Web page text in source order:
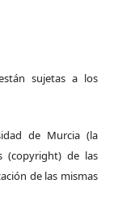
sujetas a los
de Murcia (la
(copyright) de las
de las mismas